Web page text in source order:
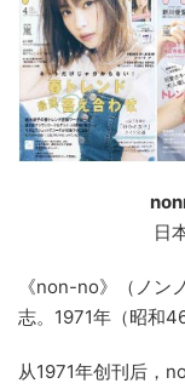
日
《non-no》（ノン
志。1971年（昭和
从1971年创刊后，